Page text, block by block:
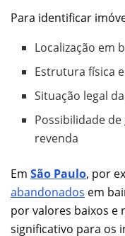
Para identificar
Localização em
Estrutura física
Situação legal
Possibilidade
revenda
Em São Paulo, por
abandonados em
por valores baixos e
significativo para os